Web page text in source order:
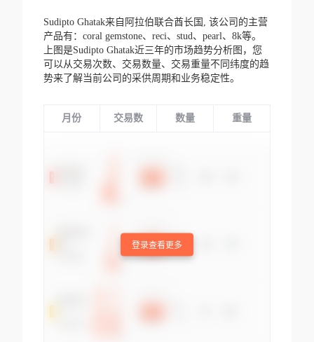
Sudipto Ghatak来自阿拉伯联合酋长国, 该公司的主营
产品有：coral gemstone、reci、stud、pearl、8k等。
上图是Sudipto Ghatak近三年的市场趋势分析图，您
可以从交易次数、交易数量、交易重量不同纬度的趋
势来了解当前公司的采供周期和业务稳定性。
月份 交易数 数量 重量
登录查看更多